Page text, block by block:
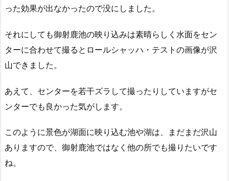
った効果が出なかったので没にしました。
それにしても御射鹿池の映り込みは素晴らしく水面をセン
ターに合わせて撮るとロールシャッハ・テストの画像が沢
山できました。
あえて、センターを若干ズラして撮ったりしていますがセ
ンターでも良かった気がします。
このように景色が湖面に映り込む池や湖は、まだまだ沢山
ありますので、御射鹿池ではなく他の所でも撮りたいです
ね。